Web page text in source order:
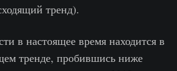
тренд).
в настоящее время находится в
тренде, пробившись ниже